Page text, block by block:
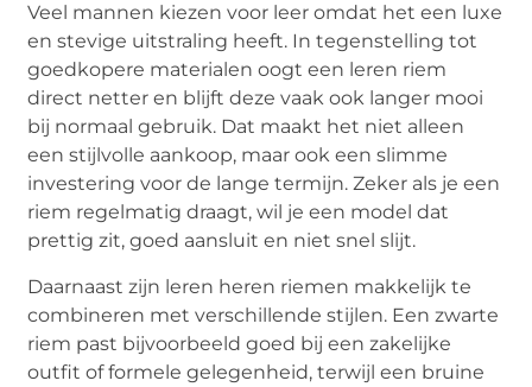
Veel mannen kiezen voor leer omdat het een luxe
en stevige uitstraling heeft. In tegenstelling tot
goedkopere materialen oogt een leren riem
direct netter en blijft deze vaak ook langer mooi
bij normaal gebruik. Dat maakt het niet alleen
een stijlvolle aankoop, maar ook een slimme
investering voor de lange termijn. Zeker als je een
riem regelmatig draagt, wil je een model dat
prettig zit, goed aansluit en niet snel slijt.
Daarnaast zijn leren heren riemen makkelijk te
combineren met verschillende stijlen. Een zwarte
riem past bijvoorbeeld goed bij een zakelijke
outfit of formele gelegenheid, terwijl een bruine